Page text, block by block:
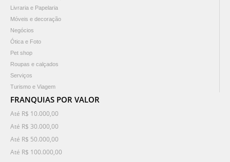
Livraria e Papelaria
Móveis e decoração
Negócios
Ótica e Foto
Pet shop
Roupas e calçados
Serviços
Turismo e Viagem
FRANQUIAS POR VALOR
Até R$ 10.000,00
Até R$ 30.000,00
Até R$ 50.000,00
Até R$ 100.000,00